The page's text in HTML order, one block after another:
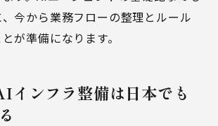
今から業務フローの整理とルール
が準備になります。
インフラ整備は日本でも